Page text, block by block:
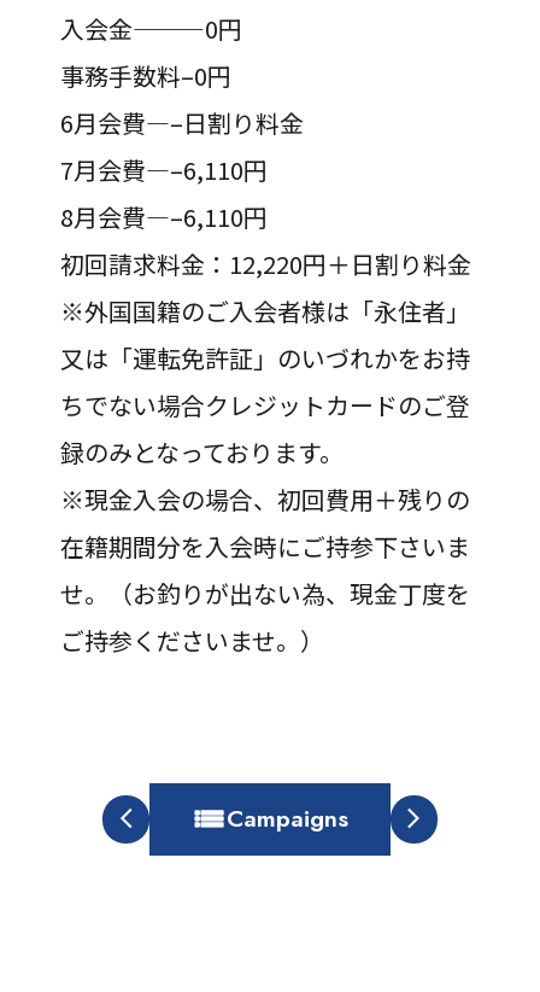
入会金———0円
事務手数料–0円
6月会費—–日割り料金
7月会費—–6,110円
8月会費—–6,110円
初回請求料金：12,220円＋日割り料金
※外国国籍のご入会者様は「永住者」
又は「運転免許証」のいづれかをお持
ちでない場合クレジットカードのご登
録のみとなっております。
※現金入会の場合、初回費用＋残りの
在籍期間分を入会時にご持参下さいま
せ。（お釣りが出ない為、現金丁度を
ご持参くださいませ。）
arrow_back_ios Campaigns arrow_forward_ios